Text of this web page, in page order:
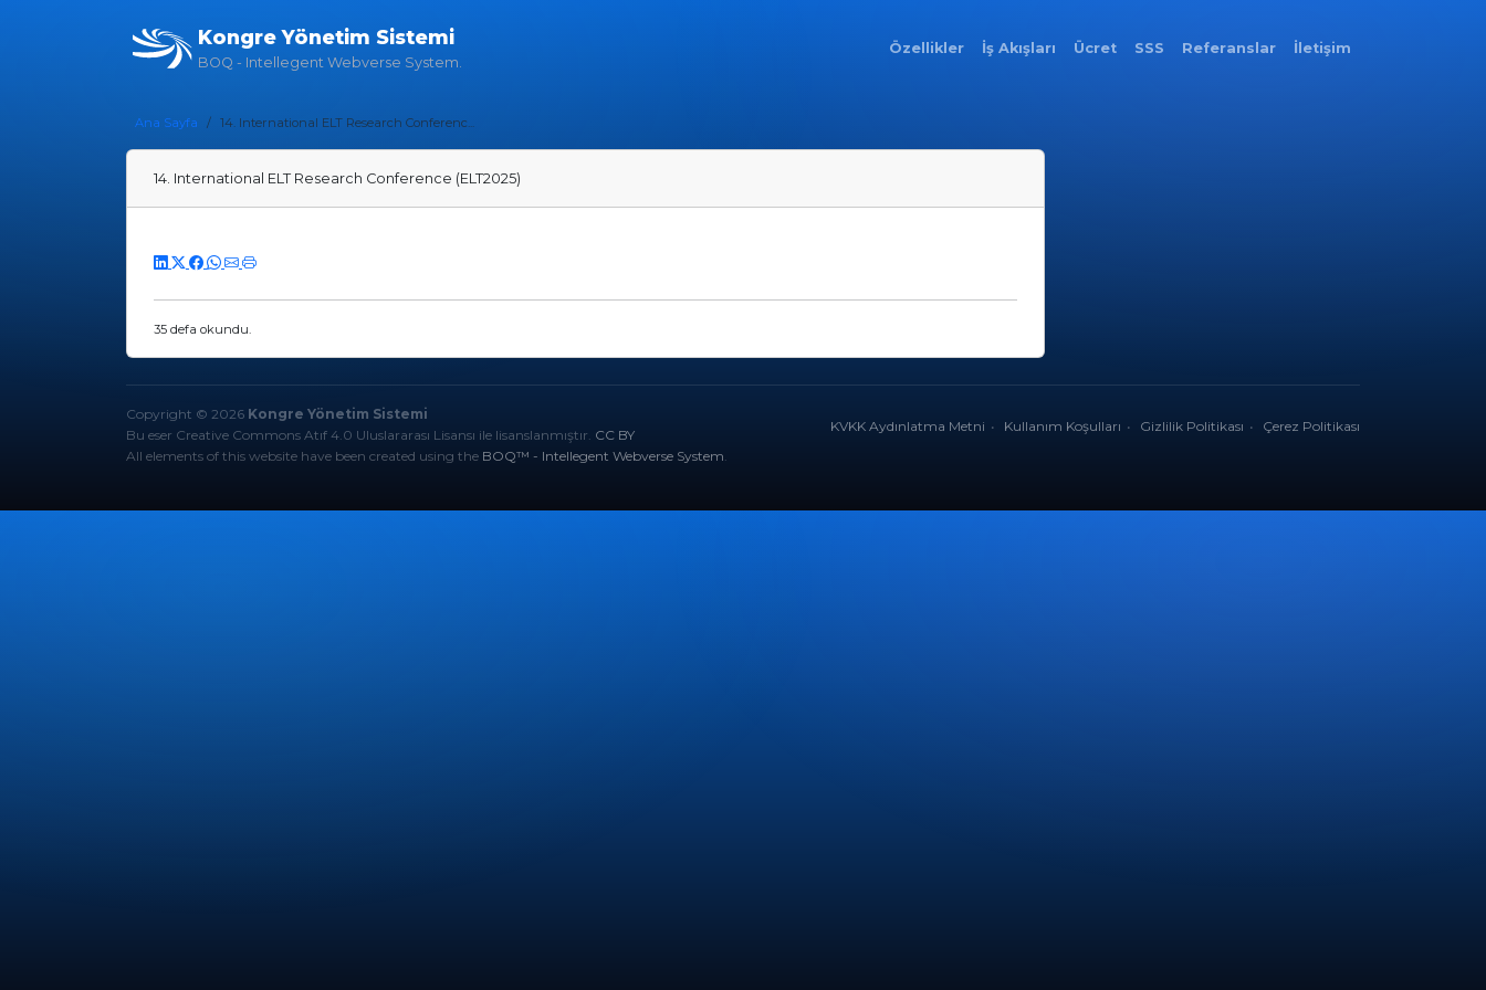
Kongre Yönetim Sistemi
BOQ - Intellegent Webverse System.
Özellikler İş Akışları Ücret SSS Referanslar İletişim
Ana Sayfa 14. International ELT Research Conferenc...
14. International ELT Research Conference (ELT2025)
35 defa okundu.
Copyright © 2026 Kongre Yönetim Sistemi
Bu eser Creative Commons Atıf 4.0 Uluslararası Lisansı ile lisanslanmıştır. CC BY
All elements of this website have been created using the BOQ™ - Intellegent Webverse System.
KVKK Aydınlatma Metni Kullanım Koşulları Gizlilik Politikası Çerez Politikası